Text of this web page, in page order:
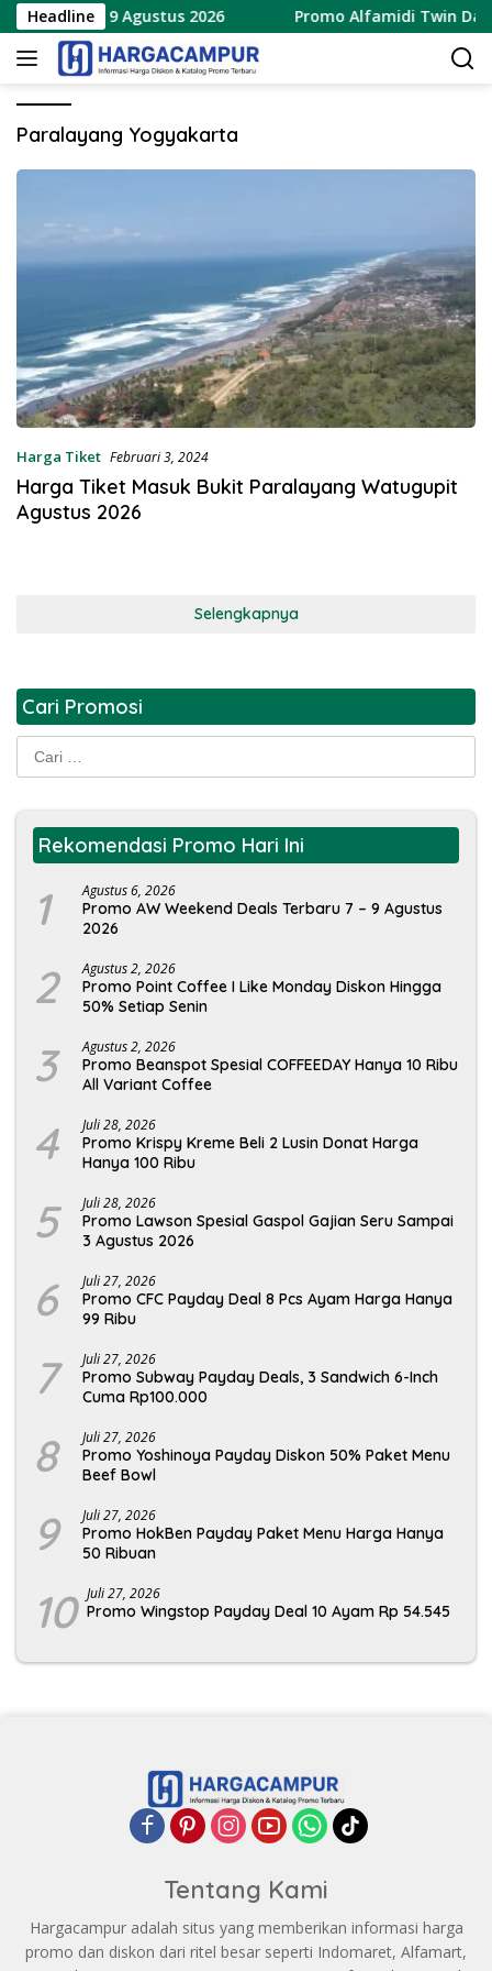
Langsung
ke
konten
Headline8 – 9 Agustus 2026 Promo Alfamidi Twin
Paralayang Yogyakarta
Harga Tiket Februari 3, 2024
Harga Tiket Masuk Bukit Paralayang Watugupit
Agustus 2026
Selengkapnya
Cari Promosi
Cari
untuk:
Rekomendasi Promo Hari Ini
1 Agustus 6, 2026
Promo AW Weekend Deals Terbaru 7 – 9 Agustus
2026
2 Agustus 2, 2026
Promo Point Coffee I Like Monday Diskon Hingga
50% Setiap Senin
3 Agustus 2, 2026
Promo Beanspot Spesial COFFEEDAY Hanya 10 Ribu
All Variant Coffee
4 Juli 28, 2026
Promo Krispy Kreme Beli 2 Lusin Donat Harga
Hanya 100 Ribu
5 Juli 28, 2026
Promo Lawson Spesial Gaspol Gajian Seru Sampai
3 Agustus 2026
6 Juli 27, 2026
Promo CFC Payday Deal 8 Pcs Ayam Harga Hanya
99 Ribu
7 Juli 27, 2026
Promo Subway Payday Deals, 3 Sandwich 6-Inch
Cuma Rp100.000
8 Juli 27, 2026
Promo Yoshinoya Payday Diskon 50% Paket Menu
Beef Bowl
9 Juli 27, 2026
Promo HokBen Payday Paket Menu Harga Hanya
50 Ribuan
10 Juli 27, 2026
Promo Wingstop Payday Deal 10 Ayam Rp 54.545
Tentang Kami
Hargacampur adalah situs yang memberikan informasi harga
promo dan diskon dari ritel besar seperti Indomaret, Alfamart,